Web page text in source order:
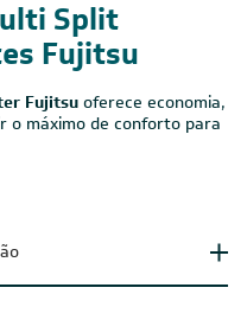
Split
Fujitsu
Fujitsu oferece economia,
o máximo de conforto para